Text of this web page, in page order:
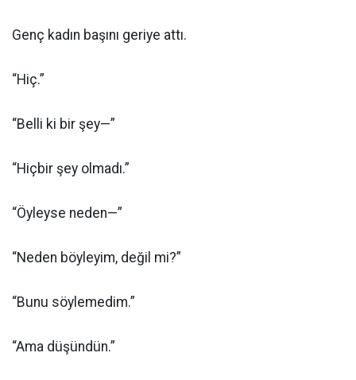
Genç kadın başını geriye attı.
“Hiç.”
“Belli ki bir şey—”
“Hiçbir şey olmadı.”
“Öyleyse neden—”
“Neden böyleyim, değil mi?”
“Bunu söylemedim.”
“Ama düşündün.”